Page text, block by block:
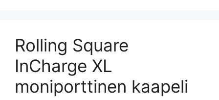
Rolling Square
InCharge XL
moniporttinen kaapeli